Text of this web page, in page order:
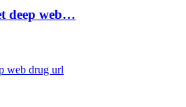
deep web…
web drug url